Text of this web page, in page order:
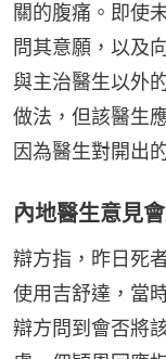
關的腹痛。即使
問其意願，以及
與主治醫生以外
做法，但該醫生
因為醫生對開出
內地醫生意見
辯方指，昨日死
使用吉舒達，當
辯方問到會否將